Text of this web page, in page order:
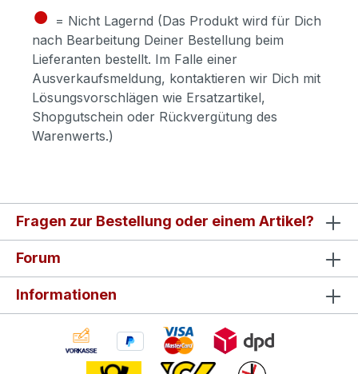
● = Nicht Lagernd (Das Produkt wird für Dich
nach Bearbeitung Deiner Bestellung beim
Lieferanten bestellt. Im Falle einer
Ausverkaufsmeldung, kontaktieren wir Dich mit
Lösungsvorschlägen wie Ersatzartikel,
Shopgutschein oder Rückvergütung des
Warenwerts.)
Fragen zur Bestellung oder einem Artikel?
Forum
Informationen